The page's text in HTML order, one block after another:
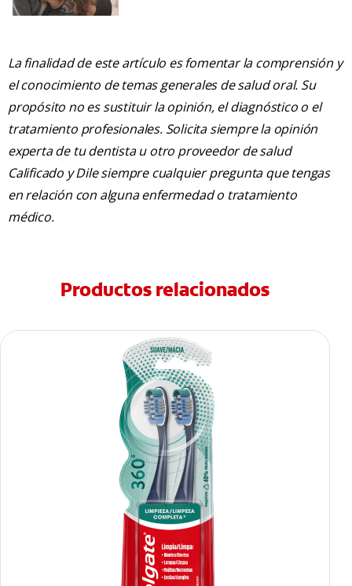
La finalidad de este artículo es fomentar la comprensión y
el conocimiento de temas generales de salud oral. Su
propósito no es sustituir la opinión, el diagnóstico o el
tratamiento profesionales. Solicita siempre la opinión
experta de tu dentista u otro proveedor de salud
Calificado y Dile siempre cualquier pregunta que tengas
en relación con alguna enfermedad o tratamiento
médico.
Productos relacionados